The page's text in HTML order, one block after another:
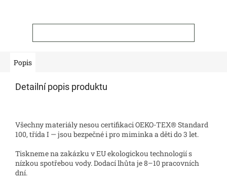
Popis
Detailní popis produktu
Všechny materiály nesou certifikaci OEKO-TEX® Standard
100, třída I — jsou bezpečné i pro miminka a děti do 3 let.
Tiskneme na zakázku v EU ekologickou technologií s
nízkou spotřebou vody. Dodací lhůta je 8–10 pracovních
dní.